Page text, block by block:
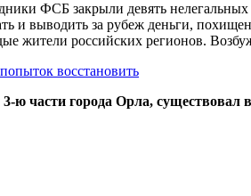
ФСБ закрыли девять
и выводить за рубеж деньги,
жители российских регионов.
восстановить
ю части города Орла,